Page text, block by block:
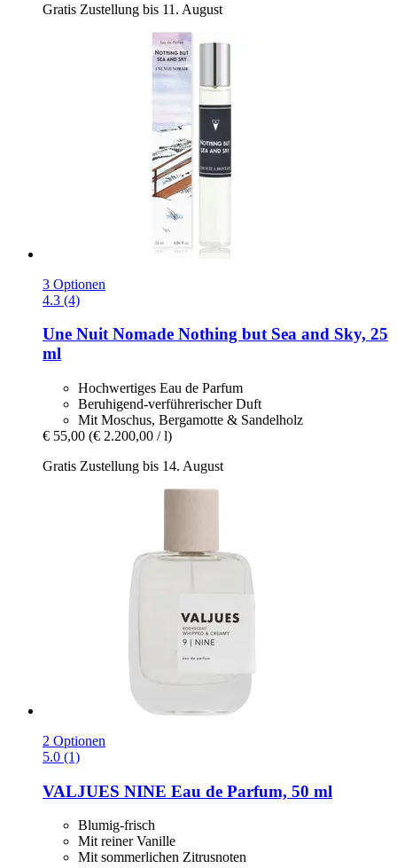
Gratis Zustellung bis 11. August
3 Optionen
4.3 (4)
Une Nuit Nomade Nothing but Sea and Sky, 25
ml
Hochwertiges Eau de Parfum
Beruhigend-verführerischer Duft
Mit Moschus, Bergamotte & Sandelholz
€ 55,00 (€ 2.200,00 / l)
Gratis Zustellung bis 14. August
2 Optionen
5.0 (1)
VALJUES NINE Eau de Parfum, 50 ml
Blumig-frisch
Mit reiner Vanille
Mit sommerlichen Zitrusnoten